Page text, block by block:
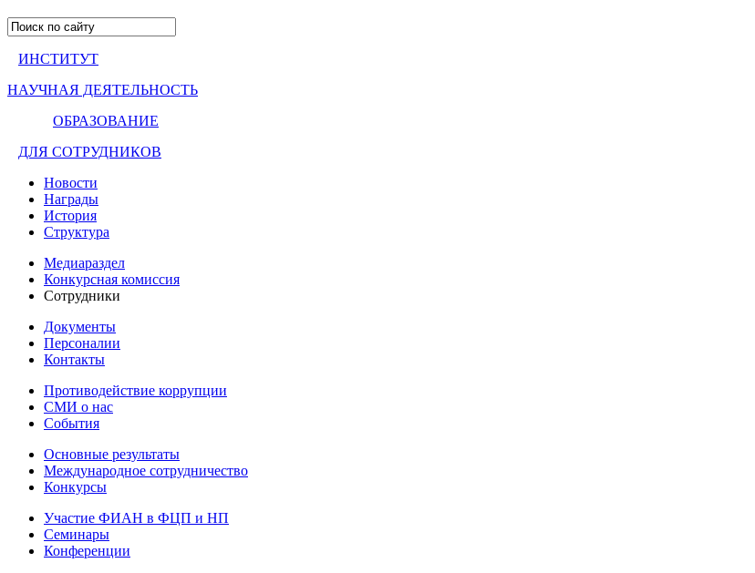
ИНСТИТУТ
НАУЧНАЯ ДЕЯТЕЛЬНОСТЬ
ОБРАЗОВАНИЕ
ДЛЯ СОТРУДНИКОВ
Новости
Награды
История
Структура
Медиараздел
Конкурсная комиссия
Сотрудники
Документы
Персоналии
Контакты
Противодействие коррупции
СМИ о нас
События
Основные результаты
Международное сотрудничество
Конкурсы
Участие ФИАН в ФЦП и НП
Семинары
Конференции